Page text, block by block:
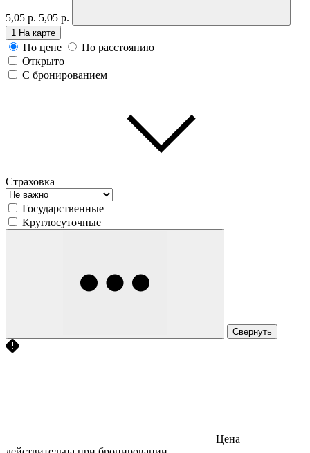
5,05 р. 5,05 р.
1 На карте
По цене
По расстоянию
Открыто
С бронированием
Страховка
Государственные
Круглосуточные
Свернуть
Цена